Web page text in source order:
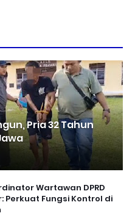
Pria 32 Tahun
Wartawan DPRD
Perkuat Fungsi Kontrol di